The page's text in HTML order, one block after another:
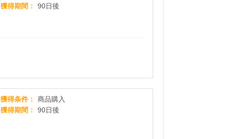
獲得期間
90日後
獲得条件
商品購入
獲得期間
90日後